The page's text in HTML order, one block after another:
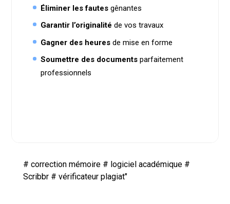
Éliminer les fautesgênantes
Garantir l’originalité de vos travaux
Gagner des heuresde mise en forme
Soumettre des documentsparfaitement
professionnels
# correction mémoire# logiciel académique#
Scribbr# vérificateur plagiat"